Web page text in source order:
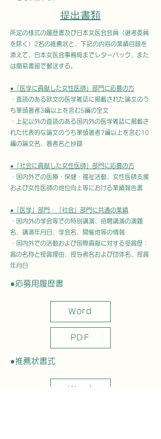
提出書類
所定の様式の履歴書及び日本女医会会員（選考委員
を除く）2名の推薦状と、下記の内容の業績目録を
添えて、 日本女医会事務局までレターパック、また
は簡易書留で郵送する。
●「医学に貢献した女性医師」部門に応募の方
・査読のある欧文の医学雑誌に掲載された論文のう
ち筆頭著者3編以上を含む5編の全文
・上記以外の査読のある国内外の医学雑誌に掲載さ
れた代表的な論文のうち筆頭著者7編以上を含む10
編の論文名、著者名と抄録
●「社会に貢献した女性医師」部門に応募の方
・国内外での医療・保健・福祉活動、女性医師支援
および女性医師の地位向上等における業績報告書
●「医学」部門・「社会」部門に共通の業績
・国内外の学会等での特別講演、招聘講演の演題
名、講演年月日、学会名、開催地等の情報
・国内外での活動および国際貢献に対する受賞歴：
賞の名称と授賞理由、授与者名および団体名、授賞
年月日
●応募用履歴書
Word
PDF
●推薦状書式
Word